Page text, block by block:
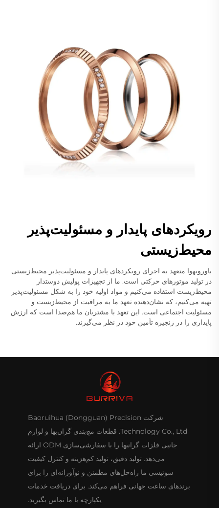
رویکردهای پایدار و مسئولیت‌پذیر
محیط‌زیستی
باورویهوا متعهد به اجرای رویکردهای پایدار و مسئولیت‌پذیر محیط‌زیستی
در تولید موتورهای حرکتی است. ما از تجهیزات پولیش دوستدار
محیط‌زیست استفاده می‌کنیم و مواد اولیه خود را به شکل مسئولیت‌پذیر
تهیه می‌کنیم، که نشان‌دهنده تعهد ما به مراقبت از محیط‌زیست و
مسئولیت اجتماعی است. این تعهد با مشتریان ما هم‌صدا است که ارزش
پایداری را در زنجیره تأمین خود در نظر می‌گیرند.
شرکت Baoruihua (Dongguan) Precision
Technology Co., Ltd. قطعات مچ‌بندی گران‌بها و لوازم
جانبی فلزات گرانبها را با سفارشی‌سازی ODM ارائه
می‌دهد. تولید دقیق، تولید کم‌هزینه و کنترل کیفیت
سوئیسی ما راه‌حل‌های مطمئن و نوآورانه‌ای را برای
برندهای ساعت جهانی فراهم می‌کند. برای دریافت خدمات
یکپارچه با ما تماس بگیرید.